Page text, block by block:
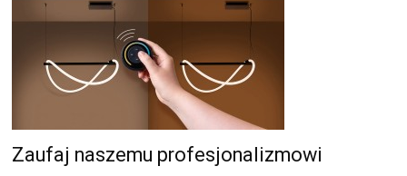
Zaufaj naszemu profesjonalizmowi